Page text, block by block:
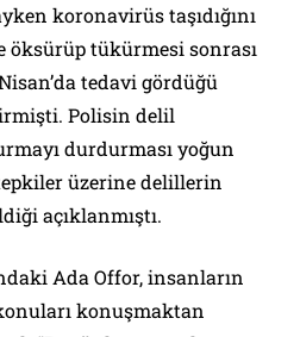
koronavirüs taşıdığını
tükürmesi sonrası
tedavi gördüğü
Polisin delil
durdurması yoğun
üzerine delillerin
açıklanmıştı.
Ada Offor, insanların
konuşmaktan